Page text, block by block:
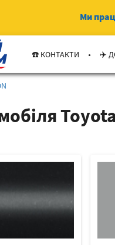
Ми
☎️ КОНТАКТИ . ✈️
Toyota